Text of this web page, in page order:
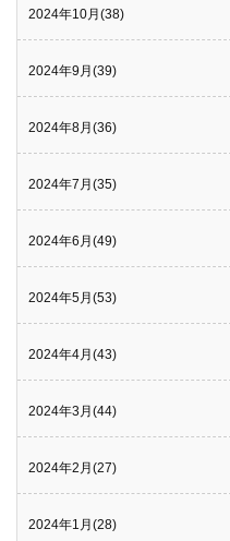
2024年10月(38)
2024年9月(39)
2024年8月(36)
2024年7月(35)
2024年6月(49)
2024年5月(53)
2024年4月(43)
2024年3月(44)
2024年2月(27)
2024年1月(28)